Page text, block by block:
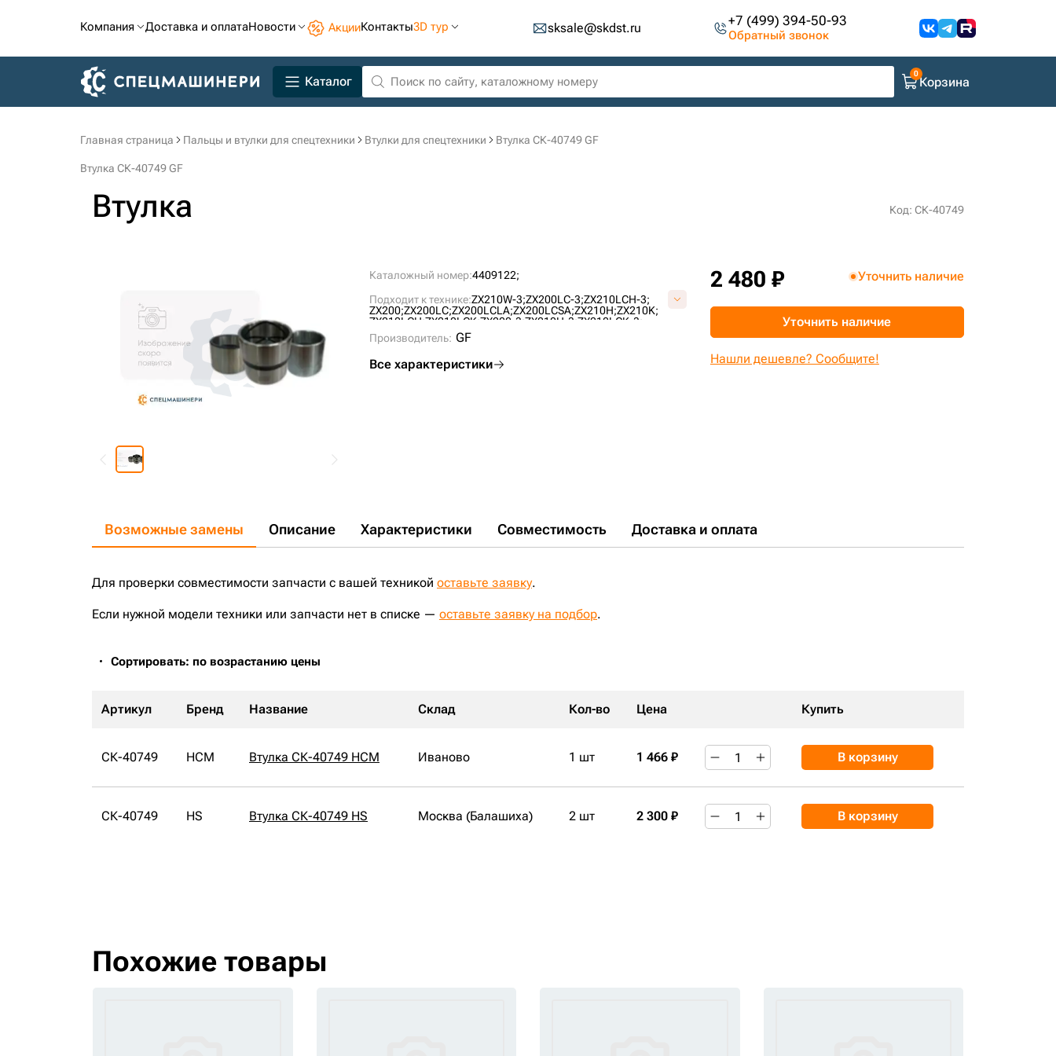
Компания Доставка и оплатаНовости АкцииКонтакты3D тур sksale@skdst.ru +7 (499) 394-50-93
Обратный звонок
Каталог Корзина
Главная страница Пальцы и втулки для спецтехники Втулки для спецтехники Втулка СК-40749 GF
Втулка СК-40749 GF
Втулка Код: СК-40749
Каталожный номер:4409122;
Подходит к технике:ZX210W-3;ZX200LC-3;ZX210LCH-3;
ZX200;ZX200LC;ZX200LCLA;ZX200LCSA;ZX210H;ZX210K;
ZX210LCH;ZX210LCK;ZX200-3;ZX210H-3;ZX210LCK-3;
ZX330-3;
ZX330LC-3;
ZX160W;ZX190W-3;
ZX225USR-3;ZX225USRLC;ZX200LC-3G;
Производитель: GF
Все характеристики
2 480 ₽ Уточнить наличие
Уточнить наличие
Нашли дешевле? Сообщите!
Возможные замены Описание Характеристики Совместимость Доставка и оплата
Для проверки совместимости запчасти с вашей техникой оставьте заявку.
Если нужной модели техники или запчасти нет в списке — оставьте заявку на подбор.
Сортировать: по возрастанию цены
Артикул Бренд Название Склад Кол-во Цена Купить
СК-40749 HCM Втулка СК-40749 HCM Иваново 1 шт 1 466 ₽ В корзину
СК-40749 HS Втулка СК-40749 HS Москва (Балашиха) 2 шт 2 300 ₽ В корзину
Похожие товары